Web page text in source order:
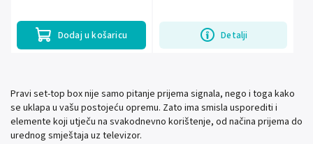
Dodaj u košaricu Detalji
Pravi set-top box nije samo pitanje prijema signala, nego i toga kako
se uklapa u vašu postojeću opremu. Zato ima smisla usporediti i
elemente koji utječu na svakodnevno korištenje, od načina prijema do
urednog smještaja uz televizor.